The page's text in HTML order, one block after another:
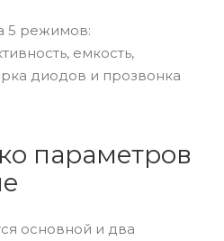
5 режимов:
емкость,
диодов и прозвонка
параметров
основной и два